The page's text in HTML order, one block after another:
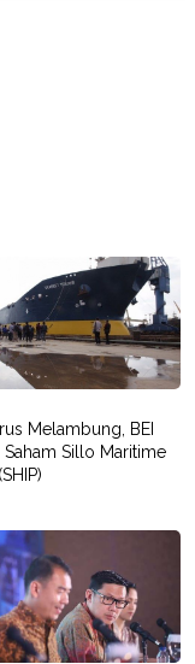
Melambung, BEI
Saham Sillo Maritime